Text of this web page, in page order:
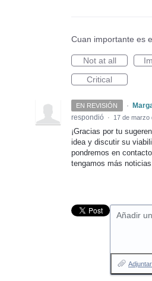
Cuan importante es
Not at all
Critical
EN REVISIÓN ·
respondió
· 17 de marzo
¡Gracias por tu
idea y discutir su
pondremos en
tengamos más
Añadir